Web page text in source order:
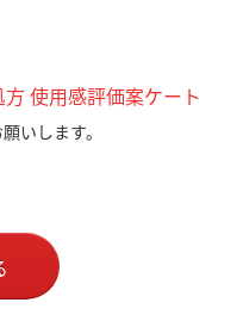
使用感評価案ケート
いします。